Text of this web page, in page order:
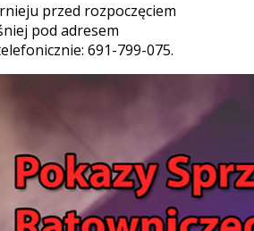
przed rozpoczęciem
pod adresem
691-799-075.